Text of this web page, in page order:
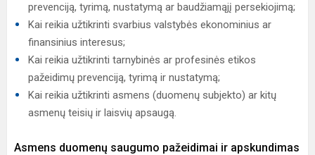
prevenciją, tyrimą, nustatymą ar baudžiamąjį persekiojimą;
Kai reikia užtikrinti svarbius valstybės ekonominius ar
finansinius interesus;
Kai reikia užtikrinti tarnybinės ar profesinės etikos
pažeidimų prevenciją, tyrimą ir nustatymą;
Kai reikia užtikrinti asmens (duomenų subjekto) ar kitų
asmenų teisių ir laisvių apsaugą.
Asmens duomenų saugumo pažeidimai ir apskundimas